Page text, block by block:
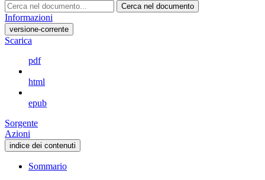
Cerca nel documento
Informazioni
versione-corrente
Scarica
pdf
html
epub
Sorgente
Azioni
indice dei contenuti
Sommario